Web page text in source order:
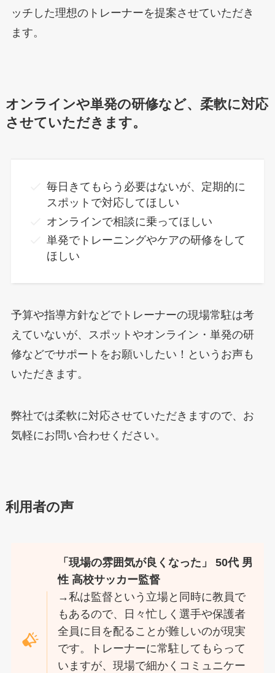
ッチした理想のトレーナーを提案させていただき
ます。
オンラインや単発の研修など、柔軟に対応
させていただきます。
毎日きてもらう必要はないが、定期的に
スポットで対応してほしい
オンラインで相談に乗ってほしい
単発でトレーニングやケアの研修をして
ほしい
予算や指導方針などでトレーナーの現場常駐は考
えていないが、スポットやオンライン・単発の研
修などでサポートをお願いしたい！というお声も
いただきます。
弊社では柔軟に対応させていただきますので、お
気軽にお問い合わせください。
利用者の声
「現場の雰囲気が良くなった」 50代 男
性 高校サッカー監督
→私は監督という立場と同時に教員で
もあるので、日々忙しく選手や保護者
全員に目を配ることが難しいのが現実
です。トレーナーに常駐してもらって
いますが、現場で細かくコミュニケー